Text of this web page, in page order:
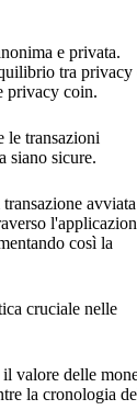
e privata.
tra privacy
privacy coin.
le transazioni
siano sicure.
avviata
così la
cruciale nelle
valore delle
la cronologia